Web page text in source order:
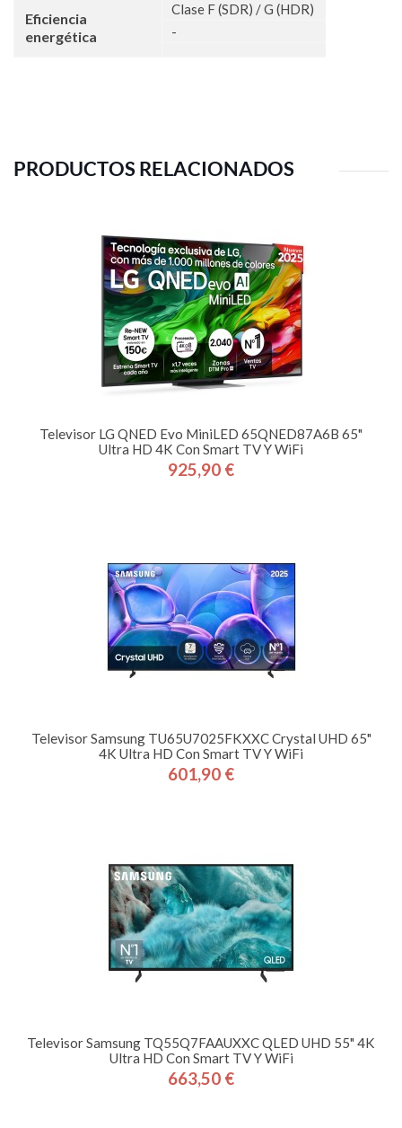
Eficiencia
energética
Clase F (SDR) / G (HDR)
-
PRODUCTOS RELACIONADOS
Televisor LG QNED Evo MiniLED 65QNED87A6B 65"
Ultra HD 4K Con Smart TV Y WiFi
Precio
925,90 €
Televisor Samsung TU65U7025FKXXC Crystal UHD 65"
4K Ultra HD Con Smart TV Y WiFi
Precio
601,90 €
Televisor Samsung TQ55Q7FAAUXXC QLED UHD 55" 4K
Ultra HD Con Smart TV Y WiFi
Precio
663,50 €